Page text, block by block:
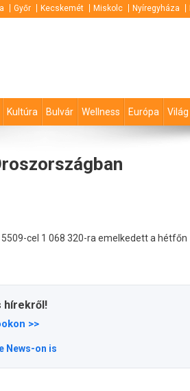
Győr Kecskemét Miskolc Nyíregyháza
Kultúra Bulvár Wellness Európa Világ
cel 1 068 320-ra emelkedett a hétfőn
hírekről!
>>
News-on is